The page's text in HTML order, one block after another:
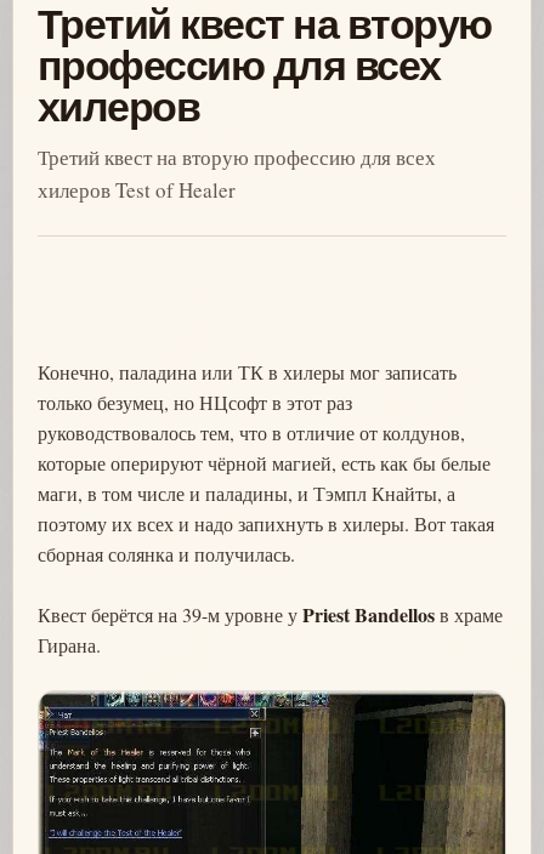
Третий квест на вторую
профессию для всех
хилеров
Третий квест на вторую профессию для всех
хилеров Test of Healer
Конечно, паладина или ТК в хилеры мог записать
только безумец, но НЦсофт в этот раз
руководствовалось тем, что в отличие от колдунов,
которые оперируют чёрной магией, есть как бы белые
маги, в том числе и паладины, и Тэмпл Кнайты, а
поэтому их всех и надо запихнуть в хилеры. Вот такая
сборная солянка и получилась.
Квест берётся на 39-м уровне уPriest Bandellosв храме
Гирана.